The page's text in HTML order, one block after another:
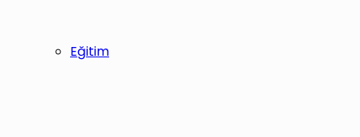
Eğitim